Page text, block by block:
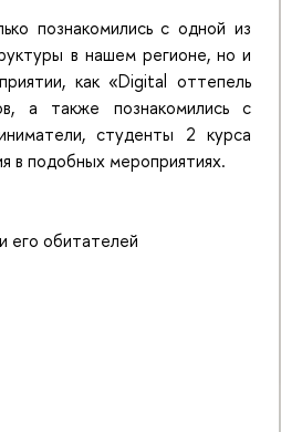
познакомились с одной из
в нашем регионе, но и
как «Digital оттепель
а также познакомились с
студенты 2 курса
в подобных мероприятиях.
его обитателей